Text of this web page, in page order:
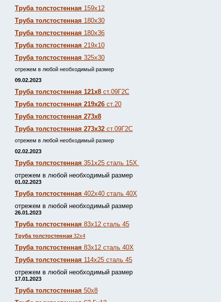
Труба толстостенная 159х12
Труба толстостенная 180х30
Труба толстостенная 180х36
Труба толстостенная 219х10
Труба толстостенная 325х30
отрежем в любой необходимый размер
09.02.2023
Труба толстостенная 121х8 ст.09Г2С
Труба толстостенная 219х26 ст.20
Труба толстостенная 273х8
Труба толстостенная 273х32 ст.09Г2С
отрежем в любой необходимый размер
02.02.2023
Труба толстостенная 351х25 сталь 15Х
отрежем в любой необходимый размер
01.02.2023
Труба толстостенная 402х40 сталь 40Х
отрежем в любой необходимый размер
26.01.2023
Труба толстостенная 83х12 сталь 45
Труба толстостенная 32х4
Труба толстостенная 83х12 сталь 40Х
Труба толстостенная 114х25 сталь 45
отрежем в любой необходимый размер
17.01.2023
Труба толстостенная 50х8